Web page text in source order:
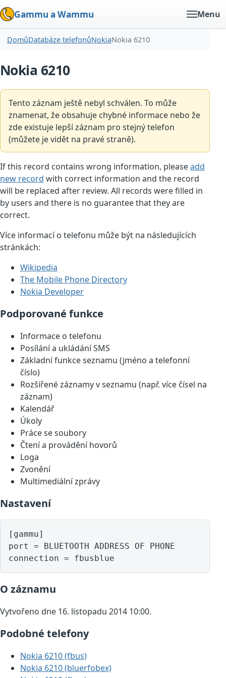
Gammu a Wammu Menu
DomůDatabáze telefonůNokiaNokia 6210
Nokia 6210
Tento záznam ještě nebyl schválen. To může
znamenat, že obsahuje chybné informace nebo že
zde existuje lepší záznam pro stejný telefon
(můžete je vidět na pravé straně).
If this record contains wrong information, pleaseadd
new record with correct information and the record
will be replaced after review. All records were filled in
by users and there is no guarantee that they are
correct.
Více informací o telefonu může být na následujících
stránkách:
Wikipedia
The Mobile Phone Directory
Nokia Developer
Podporované funkce
Informace o telefonu
Posílání a ukládání SMS
Základní funkce seznamu (jméno a telefonní
číslo)
Rozšířené záznamy v seznamu (např. více čísel na
záznam)
Kalendář
Úkoly
Práce se soubory
Čtení a provádění hovorů
Loga
Zvonění
Multimediální zprávy
Nastavení
[gammu]
port = BLUETOOTH ADDRESS OF PHONE
O záznamu
Vytvořeno dne 16. listopadu 2014 10:00.
Podobné telefony
Nokia 6210 (fbus)
Nokia 6210 (bluerfobex)